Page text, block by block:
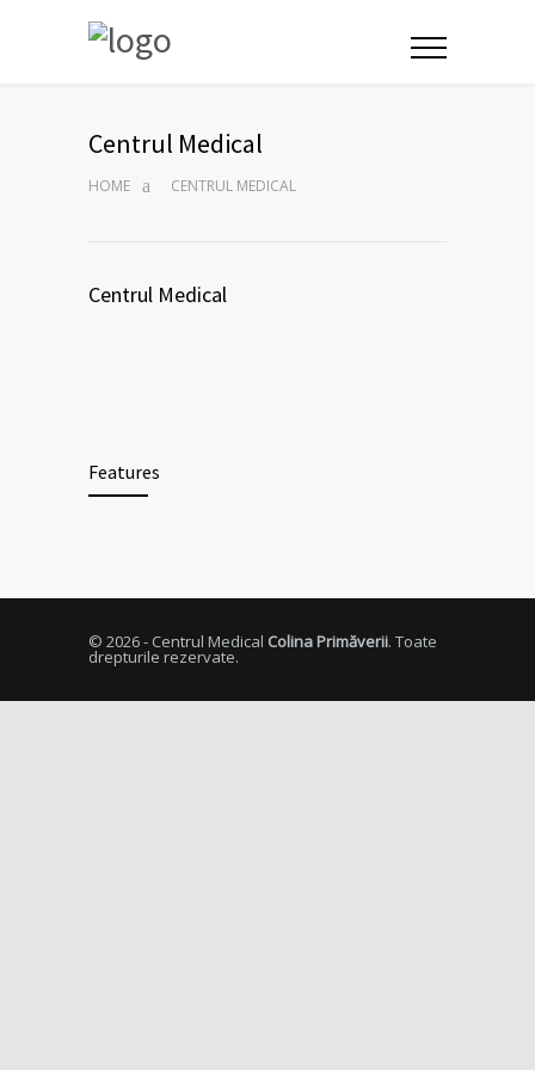
Centrul Medical
HOME CENTRUL MEDICAL
Centrul Medical
Features
© 2026 - Centrul Medical Colina Primăverii. Toate
drepturile rezervate.